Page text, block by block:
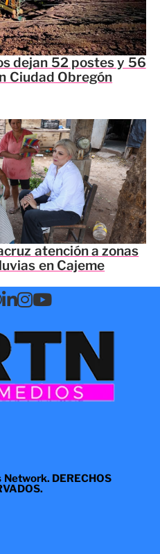
dejan 52 postes y 56
Ciudad Obregón
atención a zonas
en Cajeme
DERECHOS